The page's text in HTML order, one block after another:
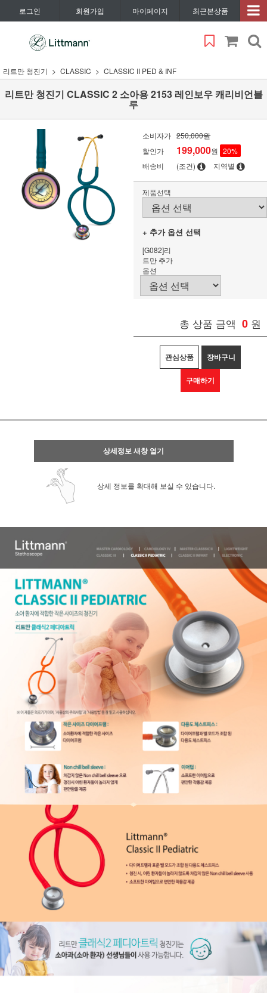
로그인 회원가입 마이페이지 최근본상품
리트만 청진기 CLASSIC CLASSIC II PED & INF
리트만 청진기 CLASSIC 2 소아용 2153 레인보우 캐리비언블
루
소비자가 250,000원
할인가
199,000원 20%
배송비
(조건) 지역별
제품선택
+ 추가 옵션 선택
[G082]리
트만 추가
옵션
총 상품 금액 0 원
관심상품 장바구니
구매하기
상세정보 새창 열기
상세 정보를 확대해 보실 수 있습니다.